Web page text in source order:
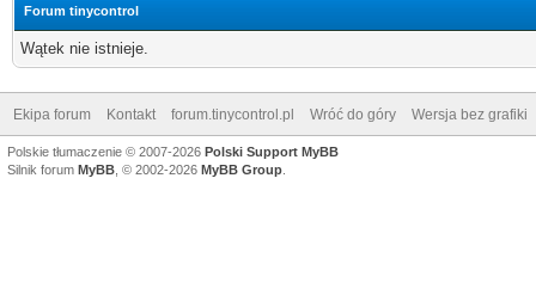
Forum tinycontrol
Wątek nie istnieje.
Ekipa forum Kontakt forum.tinycontrol.pl Wróć do góry Wersja bez grafiki
Polskie tłumaczenie © 2007-2026 Polski Support MyBB
Silnik forum MyBB , © 2002-2026 MyBB Group